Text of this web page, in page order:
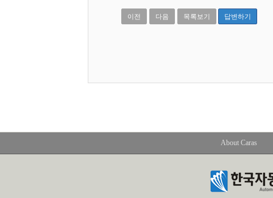
이전 다음 목록보기 답변하기
About Caras